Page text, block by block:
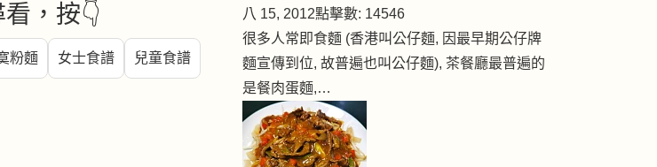
，按👇
粉麵 女士食譜 兒童食譜
八 15, 2012點擊數: 14546
很多人常即食麵 (香港叫公仔麵, 因最早期公仔牌
麵宣傳到位, 故普遍也叫公仔麵), 茶餐廳最普遍的
是餐肉蛋麵,…